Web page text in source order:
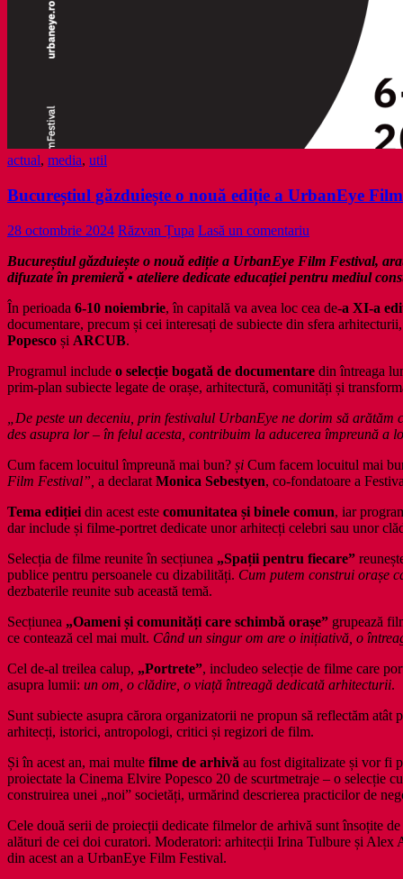
actual, media, util
Bucureștiul găzduiește o nouă ediție a UrbanEye
28 octombrie 2024 Răzvan Țupa Lasă un comentariu
Bucureștiul găzduiește o nouă ediție a UrbanEye Film Festival,
difuzate în premieră • ateliere dedicate educației pentru mediul
În perioada 6-10 noiembrie, în capitală va avea loc cea de-a XI-a
documentare, precum și cei interesați de subiecte din sfera
Popesco și ARCUB.
Programul include o selecție bogată de documentare din întreaga
prim-plan subiecte legate de orașe, arhitectură, comunități și
„De peste un deceniu, prin festivalul UrbanEye ne dorim să
des asupra lor – în felul acesta, contribuim la aducerea împreună a
Cum facem locuitul împreună mai bun? și Cum facem locuitul mai
Film Festival”, a declarat Monica Sebestyen, co-fondatoare a
Tema ediției din acest este comunitatea și binele comun, iar
dar include și filme-portret dedicate unor arhitecți celebri sau unor
Selecția de filme reunite în secțiunea „Spații pentru fiecare”
publice pentru persoanele cu dizabilități. Cum putem construi orașe
dezbaterile reunite sub această temă.
Secțiunea „Oameni și comunități care schimbă orașe” grupează
ce contează cel mai mult. Când un singur om are o inițiativă, o
Cel de-al treilea calup, „Portrete”, includeo selecție de filme care
asupra lumii: un om, o clădire, o viață întreagă dedicată arhitecturii.
Sunt subiecte asupra cărora organizatorii ne propun să reflectăm
arhitecți, istorici, antropologi, critici și regizori de film.
Și în acest an, mai multe filme de arhivă au fost digitalizate și vor fi
proiectate la Cinema Elvire Popesco 20 de scurtmetraje – o selecție
construirea unei „noi” societăți, urmărind descrierea practicilor de
Cele două serii de proiecții dedicate filmelor de arhivă sunt însoțite de
alături de cei doi curatori. Moderatori: arhitecții Irina Tulbure și Alex
din acest an a UrbanEye Film Festival.